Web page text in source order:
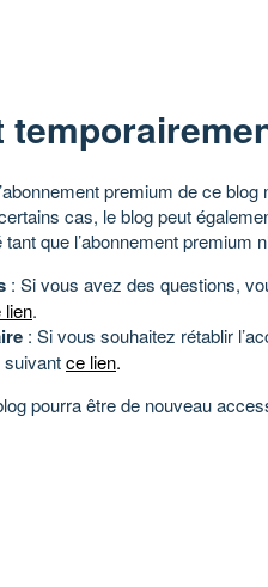
premium de ce
cas, le blog peut
que l’abonnement premium
: Si vous avez des questions,
lien.
: Si vous souhaitez rétablir
suivantce lien.
pourra être de nouveau